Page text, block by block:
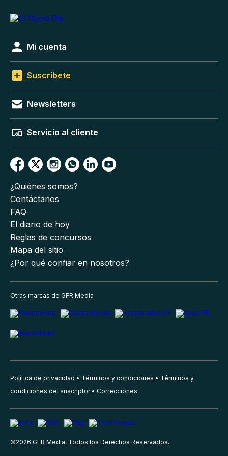
Mi cuenta
Suscríbete
Newsletters
Servicio al cliente
¿Quiénes somos?
Contáctanos
FAQ
El diario de hoy
Reglas de concursos
Mapa del sitio
¿Por qué confiar en nosotros?
Otras marcas de GFR Media
Política de privacidad Términos y condiciones
Términos y
condiciones del suscriptor
Correcciones
©2026 GFR Media, Todos los Derechos Reservados.